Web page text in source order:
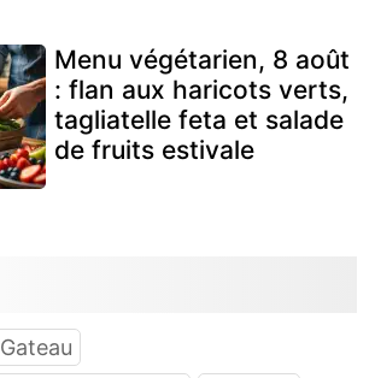
Menu végétarien, 8 août
: flan aux haricots verts,
tagliatelle feta et salade
de fruits estivale
Gateau